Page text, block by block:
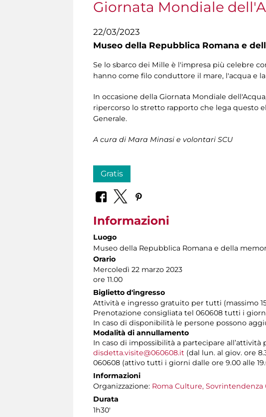
Giornata Mondiale
22/03/2023
Museo della Repubblica Romana e
Se lo sbarco dei Mille è l'impresa più celebre
hanno come filo conduttore il mare, l'acqua e
In occasione della Giornata Mondiale
ripercorso lo stretto rapporto che lega questo
Generale.
A cura di Mara Minasi e volontari SCU
Gratis
Informazioni
Luogo
Museo della Repubblica Romana e della
Orario
Mercoledì 22 marzo 2023
ore 11.00
Biglietto d'ingresso
Attività e ingresso gratuito per tutti (massimo
Prenotazione consigliata tel 060608 tutti i
In caso di disponibilità le persone possono
Modalità di annullamento
In caso di impossibilità a partecipare
disdetta.visite@060608.it (dal lun. al giov. ore
060608 (attivo tutti i giorni dalle ore 9.00 alle
Informazioni
Organizzazione: Roma Culture, Sovrintendenza
Durata
1h30'